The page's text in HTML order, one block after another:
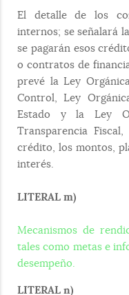
El detalle de los
internos; se señalará
se pagarán esos
o contratos de
prevé la Ley
Control, Ley
Estado y la Ley
Transparencia
crédito, los montos,
interés.
LITERAL m)
Mecanismos de
tales como metas e
desempeño.
LITERAL n)